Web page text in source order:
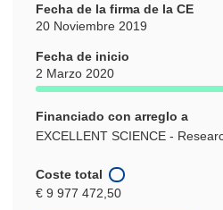
Fecha de la firma de la CE
20 Noviembre 2019
Fecha de inicio
2 Marzo 2020
Financiado con arreglo a
EXCELLENT SCIENCE -
Coste total
€ 9 977 472,50